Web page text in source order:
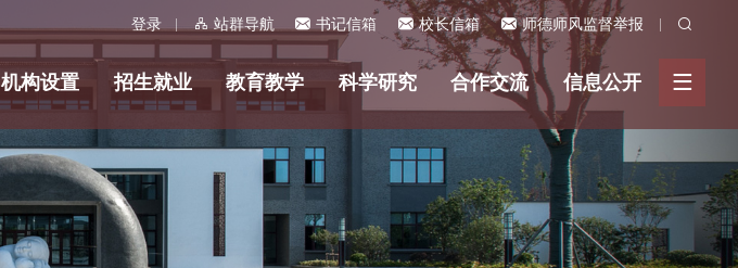
登录 站群导航 书记信箱 校长信箱 师德师风监督举报
机构设置 招生就业 教育教学 科学研究 合作交流 信息公开